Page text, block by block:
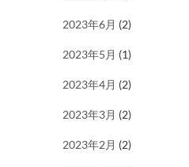
2023年6月 (2)
2023年5月 (1)
2023年4月 (2)
2023年3月 (2)
2023年2月 (2)